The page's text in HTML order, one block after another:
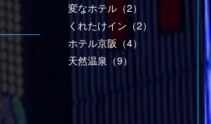
変なホテル（2）
くれたけイン（2）
ホテル京阪（4）
天然温泉（9）